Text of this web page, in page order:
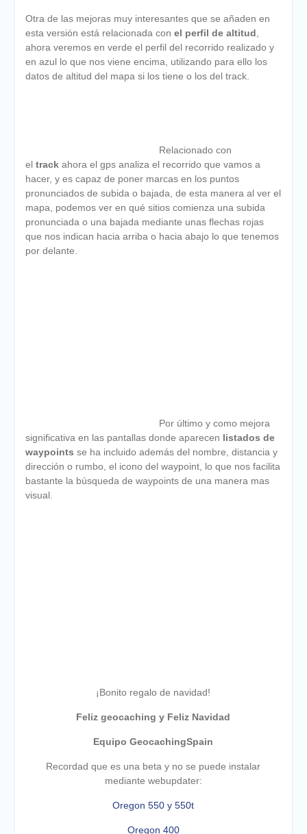
Otra de las mejoras muy interesantes que se añaden en
esta versión está relacionada con el perfil de altitud
ahora veremos en verde el perfil del recorrido realizado y
en azul lo que nos viene encima, utilizando para ello los
datos de altitud del mapa si los tiene o los del track.
Relacionado con
el trackahora el gps analiza el recorrido que vamos a
hacer, y es capaz de poner marcas en los puntos
pronunciados de subida o bajada, de esta manera al ver el
mapa, podemos ver en qué sitios comienza una subida
pronunciada o una bajada mediante unas flechas rojas
que nos indican hacia arriba o hacia abajo lo que tenemos
por delante.
Por último y como mejora
significativa en las pantallas donde aparecen listados de
waypoints se ha incluido además del nombre, distancia y
dirección o rumbo, el icono del waypoint, lo que nos facilita
bastante la búsqueda de waypoints de una manera mas
visual.
¡Bonito regalo de navidad!
Feliz geocaching y Feliz Navidad
Equipo GeocachingSpain
Recordad que es una beta y no se puede instalar
mediante webupdater:
Oregon 550 y 550t
Oregon 400